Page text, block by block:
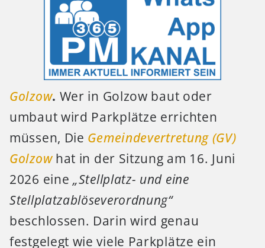
Golzow. Wer in Golzow baut oder
umbaut wird Parkplätze errichten
müssen, Die Gemeindevertretung (GV)
Golzow hat in der Sitzung am 16. Juni
2026 eine „Stellplatz- und eine
Stellplatzablöseverordnung“
beschlossen. Darin wird genau
festgelegt wie viele Parkplätze ein